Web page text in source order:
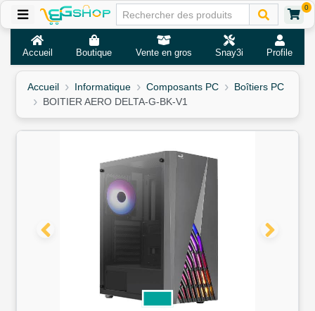
0
Accueil Boutique Vente en gros Snay3i Profile
Accueil Informatique Composants PC
Boîtiers PC
BOITIER AERO DELTA-G-BK-V1